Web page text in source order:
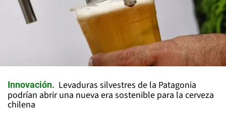
Innovación
Levaduras silvestres de la Patagonia
podrían abrir una nueva era sostenible para la cerveza
chilena